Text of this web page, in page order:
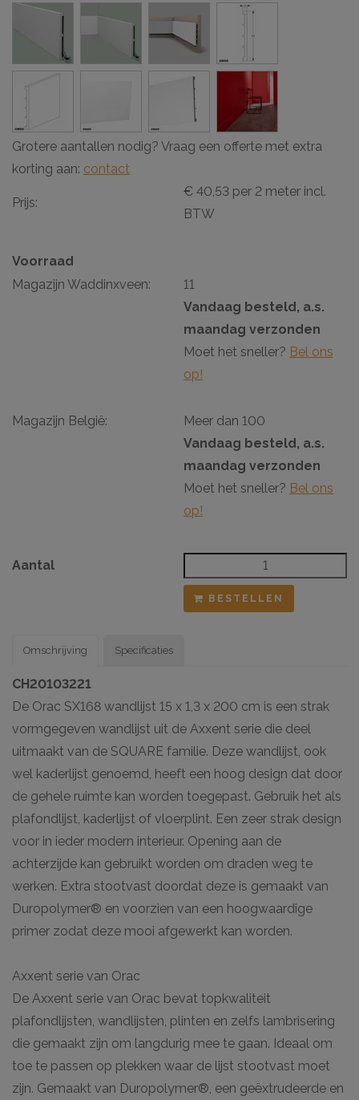
Grotere aantallen nodig? Vraag een offerte met extra
korting aan: contact
Prijs:
€ 40,53 per 2 meter incl.
BTW
Voorraad
Magazijn Waddinxveen:
11
Vandaag besteld, a.s.
maandag verzonden
Moet het sneller? Bel ons
op!
Magazijn België:
Meer dan 100
Vandaag besteld, a.s.
maandag verzonden
Moet het sneller? Bel ons
op!
Aantal
BESTELLEN
Omschrijving
CH20103221
De Orac SX168 wandlijst 15 x 1,3 x 200 cm is een strak
vormgegeven wandlijst uit de Axxent serie die deel
uitmaakt van de SQUARE familie. Deze wandlijst, ook
wel kaderlijst genoemd, heeft een hoog design dat door
de gehele ruimte kan worden toegepast. Gebruik het als
plafondlijst, kaderlijst of vloerplint. Een zeer strak design
voor in ieder modern interieur. Opening aan de
achterzijde kan gebruikt worden om draden weg te
werken. Extra stootvast doordat deze is gemaakt van
Duropolymer® en voorzien van een hoogwaardige
primer zodat deze mooi afgewerkt kan worden.
Axxent serie van Orac
De Axxent serie van Orac bevat topkwaliteit
plafondlijsten, wandlijsten, plinten en zelfs lambrisering
die gemaakt zijn om langdurig mee te gaan. Ideaal om
toe te passen op plekken waar de lijst stootvast moet
zijn. Gemaakt van Duropolymer®, een geëxtrudeerde en
Specificaties